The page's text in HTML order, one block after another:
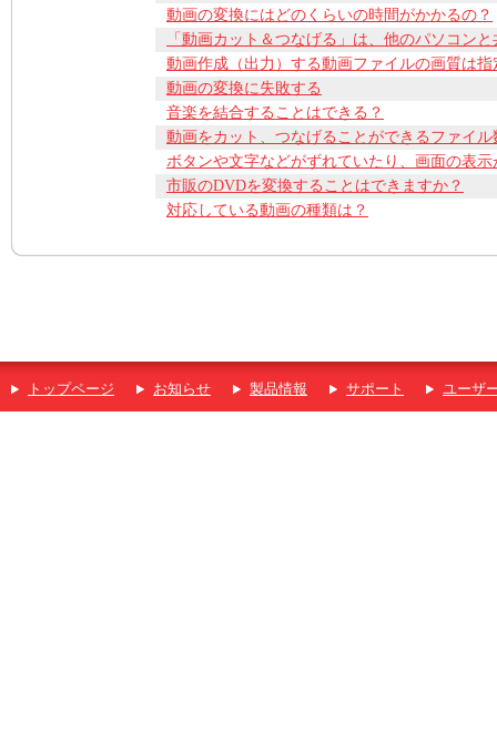
動画の変換にはどのくらいの時間がかかるの？
「動画カット＆つなげる」は、他のパソコン
動画作成（出力）する動画ファイルの画質は
動画の変換に失敗する
音楽を結合することはできる？
動画をカット、つなげることができるファイ
ボタンや文字などがずれていたり、画面の表示
市販のDVDを変換することはできますか？
対応している動画の種類は？
トップページ お知らせ 製品情報 サポート ユーザ